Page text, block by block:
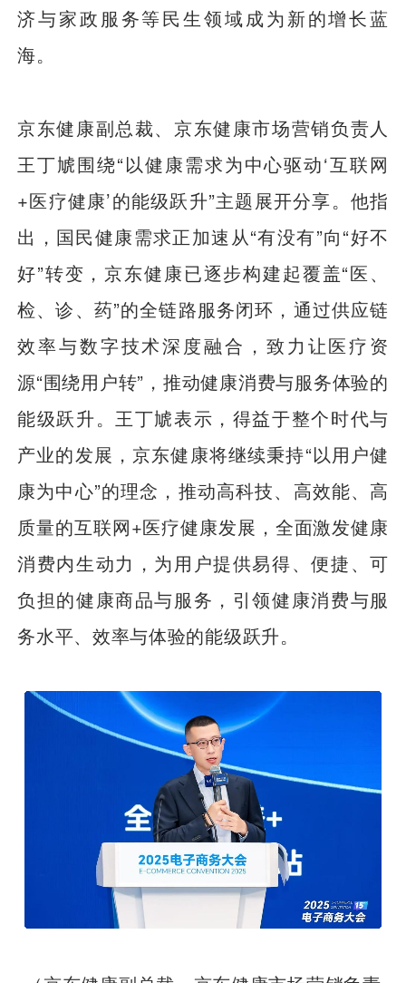
济与家政服务等民生领域成为新的增长蓝
海。
京东健康副总裁、京东健康市场营销负责人
王丁虓围绕“以健康需求为中心驱动‘互联网
+医疗健康’的能级跃升”主题展开分享。他指
出，国民健康需求正加速从“有没有”向“好不
好”转变，京东健康已逐步构建起覆盖“医、
检、诊、药”的全链路服务闭环，通过供应链
效率与数字技术深度融合，致力让医疗资
源“围绕用户转”，推动健康消费与服务体验的
能级跃升。王丁虓表示，得益于整个时代与
产业的发展，京东健康将继续秉持“以用户健
康为中心”的理念，推动高科技、高效能、高
质量的互联网+医疗健康发展，全面激发健康
消费内生动力，为用户提供易得、便捷、可
负担的健康商品与服务，引领健康消费与服
务水平、效率与体验的能级跃升。